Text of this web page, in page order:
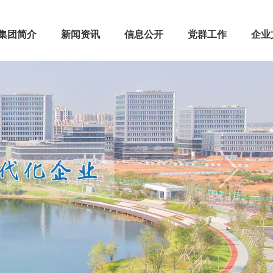
团简介 新闻资讯 信息公开 党群工作 企业